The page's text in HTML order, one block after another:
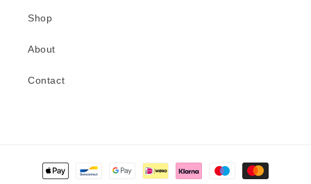
Shop
About
Contact
Formes